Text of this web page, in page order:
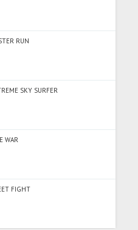
RUN
SKY SURFER
WAR
FIGHT